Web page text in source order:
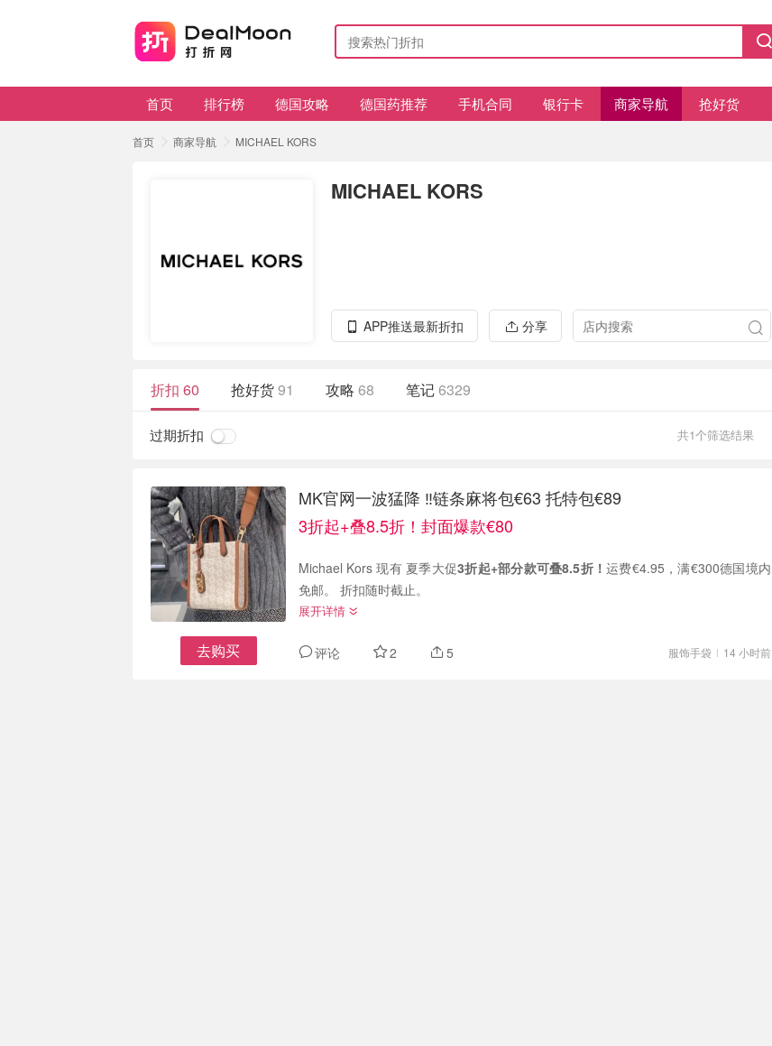
首页 排行榜 德国攻略 德国药推荐 手机合同 银行卡 商家导航 抢好货
首页 商家导航 MICHAEL KORS
MICHAEL KORS
APP推送最新折扣 分享
折扣 60 抢好货91 攻略 68 笔记6329
过期折扣 共1个筛选结果
去购买
MK官网一波猛降 ‼️链条麻将包€63 托特包€89
3折起+叠8.5折！封面爆款€80
Michael Kors 现有 夏季大促3折起+部分款可叠8.5折！ 运费€4.95，满€300德国境内
免邮。 折扣随时截止。
展开详情
评论 2 5 服饰手袋 14 小时前